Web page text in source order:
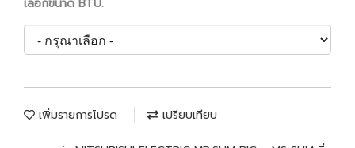
เลือกขนาด BTU.
เพิ่มรายการโปรด เปรียบเทียบ